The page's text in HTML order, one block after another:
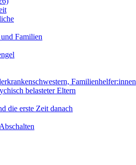
Familien
Familienhelfer:innen
belasteter Eltern
die erste Zeit danach